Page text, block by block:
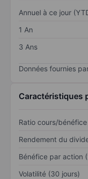
Annuel à ce jour
1 An
3 Ans
Données fournies
Caractéristiques
Ratio cours/
Rendement du
Bénéfice par action
Volatilité (30 jours)